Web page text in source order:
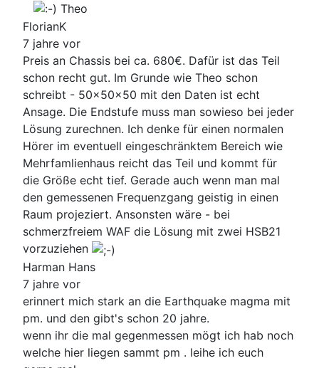
Theo
FlorianK
7 jahre vor
Preis an Chassis bei ca. 680€. Dafür ist das Teil
schon recht gut. Im Grunde wie Theo schon
schreibt - 50x50x50 mit den Daten ist echt
Ansage. Die Endstufe muss man sowieso bei jeder
Lösung zurechnen. Ich denke für einen normalen
Hörer im eventuell eingeschränktem Bereich wie
Mehrfamlienhaus reicht das Teil und kommt für
die Größe echt tief. Gerade auch wenn man mal
den gemessenen Frequenzgang geistig in einen
Raum projeziert. Ansonsten wäre - bei
schmerzfreiem WAF die Lösung mit zwei HSB21
vorzuziehen
Harman Hans
7 jahre vor
erinnert mich stark an die Earthquake magma mit
pm. und den gibt's schon 20 jahre.
wenn ihr die mal gegenmessen mögt ich hab noch
welche hier liegen sammt pm . leihe ich euch